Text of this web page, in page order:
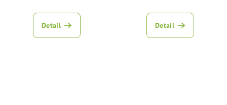
Detail Detail